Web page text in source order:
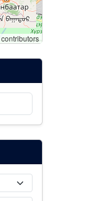
contributors